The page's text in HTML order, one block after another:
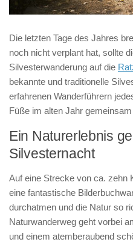
Die letzten Tage des Jahres
noch nicht verplant hat, sollte
Silvesterwanderung auf die
bekannte und traditionelle
erfahrenen Wanderführern
Füße im alten Jahr
Ein Naturerlebnis
Silvesternacht
Auf eine Strecke von ca. zehn
eine fantastische
durchatmen und die Natur so
Naturwanderweg geht vorbei
und einem atemberaubend